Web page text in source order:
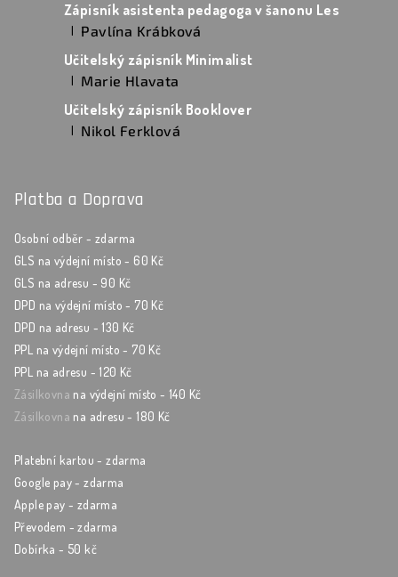
Zápisník asistenta pedagoga v šanonu Les
Hodnocení produktu je 5 z 5 hvězdiček.
| Pavlína Krábková
Učitelský zápisník Minimalist
Hodnocení produktu je 5 z 5 hvězdiček.
| Marie Hlavata
Učitelský zápisník Booklover
Hodnocení produktu je 5 z 5 hvězdiček.
| Nikol Ferklová
Platba a Doprava
Osobní odběr - zdarma
GLS na výdejní místo - 60 Kč
GLS na adresu - 90 Kč
DPD na výdejní místo - 70 Kč
DPD na adresu - 130 Kč
PPL na výdejní místo - 70 Kč
PPL na adresu - 120 Kč
Zásilkovna na výdejní místo - 140 Kč
Zásilkovna na adresu - 180 Kč
Platební kartou - zdarma
Google pay - zdarma
Apple pay - zdarma
Převodem - zdarma
Dobírka - 50 kč